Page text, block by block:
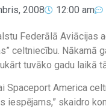
2008 12:00 am
Federālā Aviācijas
celtniecību. Nākamā
tuvāko gadu laikā
Spaceport America
iespējams,” skaidro